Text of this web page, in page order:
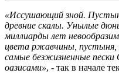
«Иссушающий зной.
древние скалы. Унылые
миллиарды лет
цвета ржавчины, пустыня,
самые безжизненные
оазисами», - так в начале